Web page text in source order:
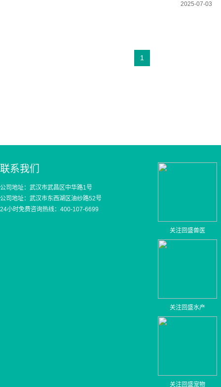
2025-07-03
1
联系我们
公司地址：武汉市武昌区中华路1号
公司地址：武汉市东西湖区油纱路52号
24小时免费咨询热线：400-107-6699
关注回盛兽医
关注回盛水产
关注回盛宠物